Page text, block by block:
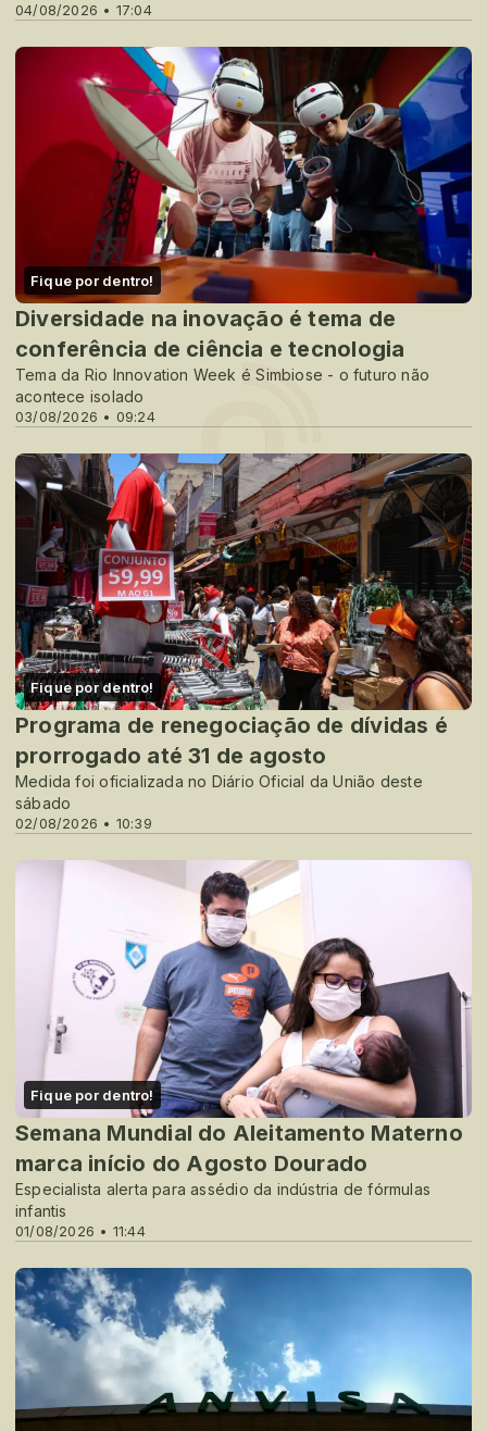
04/08/2026 • 17:04
Fique por dentro!
03/08/2026 • 09:24
Diversidade na inovação é tema de
conferência de ciência e tecnologia
Tema da Rio Innovation Week é Simbiose - o futuro não
acontece isolado
Fique por dentro!
02/08/2026 • 10:39
Programa de renegociação de dívidas é
prorrogado até 31 de agosto
Medida foi oficializada no Diário Oficial da União deste
sábado
Fique por dentro!
01/08/2026 • 11:44
Semana Mundial do Aleitamento Materno
marca início do Agosto Dourado
Especialista alerta para assédio da indústria de fórmulas
infantis